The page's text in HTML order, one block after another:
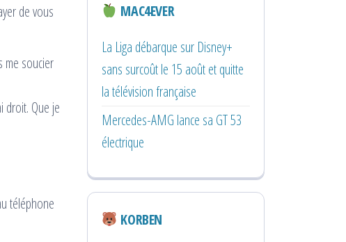
de vous
me soucier
droit. Que je
téléphone
MAC4EVER
La Liga débarque sur Disney+
sans surcoût le 15 août et quitte
la télévision française
Mercedes-AMG lance sa GT 53
électrique
KORBEN